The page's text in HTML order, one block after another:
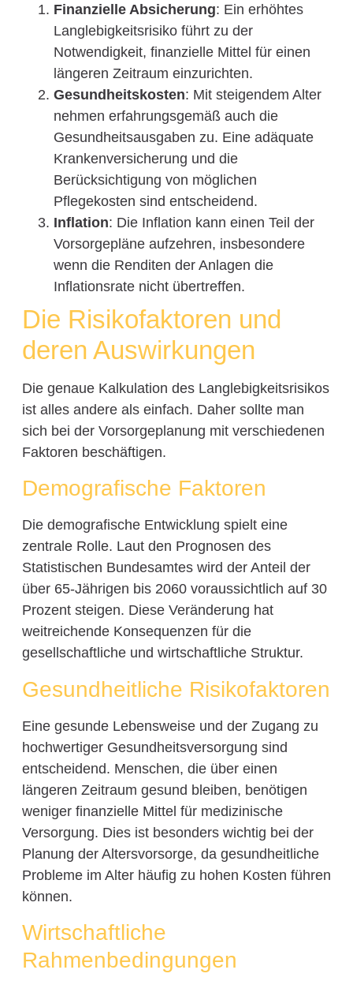
Finanzielle Absicherung: Ein erhöhtes
Langlebigkeitsrisiko führt zu der
Notwendigkeit, finanzielle Mittel für einen
längeren Zeitraum einzurichten.
Gesundheitskosten: Mit steigendem Alter
nehmen erfahrungsgemäß auch die
Gesundheitsausgaben zu. Eine adäquate
Krankenversicherung und die
Berücksichtigung von möglichen
Pflegekosten sind entscheidend.
Inflation: Die Inflation kann einen Teil der
Vorsorgepläne aufzehren, insbesondere
wenn die Renditen der Anlagen die
Inflationsrate nicht übertreffen.
Die Risikofaktoren und
deren Auswirkungen
Die genaue Kalkulation des Langlebigkeitsrisikos
ist alles andere als einfach. Daher sollte man
sich bei der Vorsorgeplanung mit verschiedenen
Faktoren beschäftigen.
Demografische Faktoren
Die demografische Entwicklung spielt eine
zentrale Rolle. Laut den Prognosen des
Statistischen Bundesamtes wird der Anteil der
über 65-Jährigen bis 2060 voraussichtlich auf 30
Prozent steigen. Diese Veränderung hat
weitreichende Konsequenzen für die
gesellschaftliche und wirtschaftliche Struktur.
Gesundheitliche Risikofaktoren
Eine gesunde Lebensweise und der Zugang zu
hochwertiger Gesundheitsversorgung sind
entscheidend. Menschen, die über einen
längeren Zeitraum gesund bleiben, benötigen
weniger finanzielle Mittel für medizinische
Versorgung. Dies ist besonders wichtig bei der
Planung der Altersvorsorge, da gesundheitliche
Probleme im Alter häufig zu hohen Kosten führen
können.
Wirtschaftliche
Rahmenbedingungen